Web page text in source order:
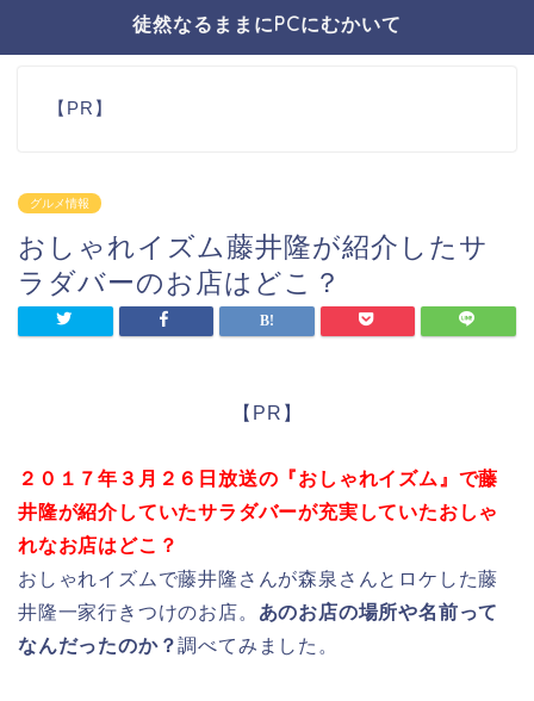
徒然なるままにPCにむかいて
【PR】
グルメ情報
おしゃれイズム藤井隆が紹介したサ
ラダバーのお店はどこ？
【PR】
２０１７年３月２６日放送の『おしゃれイズム』で藤
井隆が紹介していたサラダバーが充実していたおしゃ
れなお店はどこ？
おしゃれイズムで藤井隆さんが森泉さんとロケした藤
井隆一家行きつけのお店。 あのお店の場所や名前って
なんだったのか？調べてみました。